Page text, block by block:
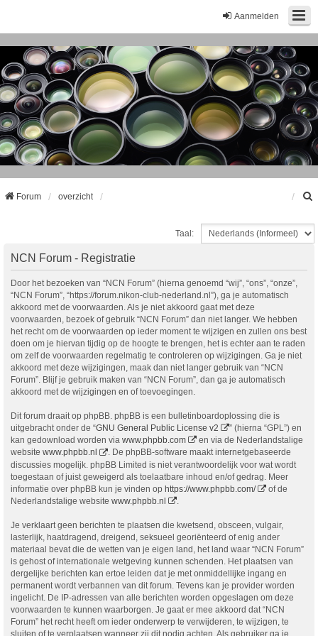
Aanmelden
Forum overzicht
Taal:
NCN Forum - Registratie
Door het bezoeken van “NCN Forum” (hierna genoemd “wij”, “ons”, “onze”,
“NCN Forum”, “https://forum.nikon-club-nederland.nl”), ga je automatisch
akkoord met de voorwaarden. Als je niet akkoord gaat met deze
voorwaarden, bezoek of gebruik “NCN Forum” dan niet langer. We hebben
het recht om de voorwaarden op ieder moment te wijzigen en zullen ons best
doen om je hiervan tijdig op de hoogte te brengen, het is echter aan te raden
om zelf de voorwaarden regelmatig te controleren op wijzigingen. Ga je niet
akkoord met deze wijzigingen, maak dan niet langer gebruik van “NCN
Forum”. Blijf je gebruik maken van “NCN Forum”, dan ga je automatisch
akkoord met de wijzigingen en of toevoegingen.
Dit forum draait op phpBB. phpBB is een bulletinboardoplossing die is
uitgebracht onder de “GNU General Public License v2
” (hierna “GPL”) en
kan gedownload worden via www.phpbb.com
en via de Nederlandstalige
website www.phpbb.nl
. De phpBB-software maakt internetgebaseerde
discussies mogelijk. phpBB Limited is niet verantwoordelijk voor wat wordt
toegestaan of juist geweigerd als toelaatbare inhoud en/of gedrag. Meer
informatie over phpBB kun je vinden op https://www.phpbb.com/
of de
Nederlandstalige website www.phpbb.nl .
Je verklaart geen berichten te plaatsen die kwetsend, obsceen, vulgair,
lasterlijk, haatdragend, dreigend, seksueel georiënteerd of enig ander
materiaal bevat die de wetten van je eigen land, het land waar “NCN Forum”
is gehost of internationale wetgeving kunnen schenden. Het plaatsen van
dergelijke berichten kan ertoe leiden dat je met onmiddellijke ingang en
permanent wordt verbannen van dit forum. Tevens kan je provider worden
ingelicht. De IP-adressen van alle berichten worden opgeslagen om deze
voorwaarden te kunnen waarborgen. Je gaat er mee akkoord dat “NCN
Forum” het recht heeft om ieder onderwerp te verwijderen, te wijzigen, te